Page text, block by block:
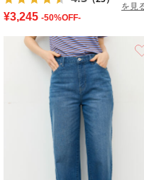
を見
¥3,245 -50%OFF-